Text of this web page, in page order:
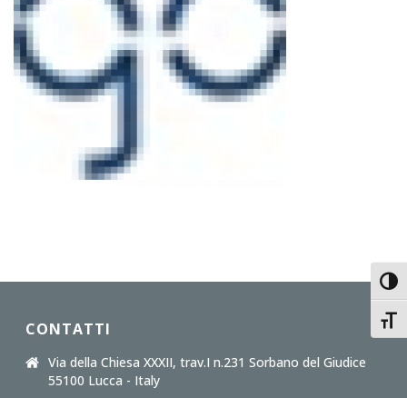
CONTATTI
Via della Chiesa XXXII, trav.I n.231 Sorbano del Giudice
55100 Lucca - Italy